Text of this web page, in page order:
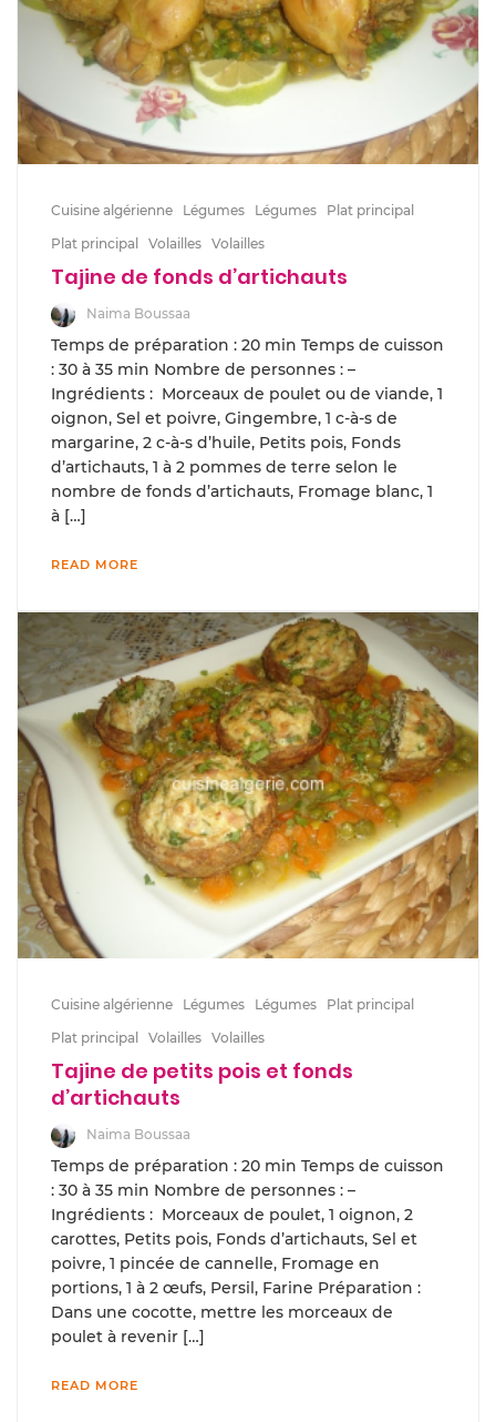
Cuisine algérienne Légumes Légumes
Plat principal
Plat principal
Volailles Volailles
Tajine de fonds d’artichauts
Naima Boussaa
Temps de préparation : 20 min Temps de cuisson
: 30 à 35 min Nombre de personnes : –
Ingrédients : Morceaux de poulet ou de viande, 1
oignon, Sel et poivre, Gingembre, 1 c-à-s de
margarine, 2 c-à-s d’huile, Petits pois, Fonds
d’artichauts, 1 à 2 pommes de terre selon le
nombre de fonds d’artichauts, Fromage blanc, 1
à […]
READ MORE
Cuisine algérienne Légumes Légumes
Plat principal
Plat principal Volailles Volailles
Tajine de petits pois et fonds
d’artichauts
Naima Boussaa
Temps de préparation : 20 min Temps de cuisson
: 30 à 35 min Nombre de personnes : –
Ingrédients : Morceaux de poulet, 1 oignon, 2
carottes, Petits pois, Fonds d’artichauts, Sel et
poivre, 1 pincée de cannelle, Fromage en
portions, 1 à 2 œufs, Persil, Farine Préparation :
Dans une cocotte, mettre les morceaux de
poulet à revenir […]
READ MORE